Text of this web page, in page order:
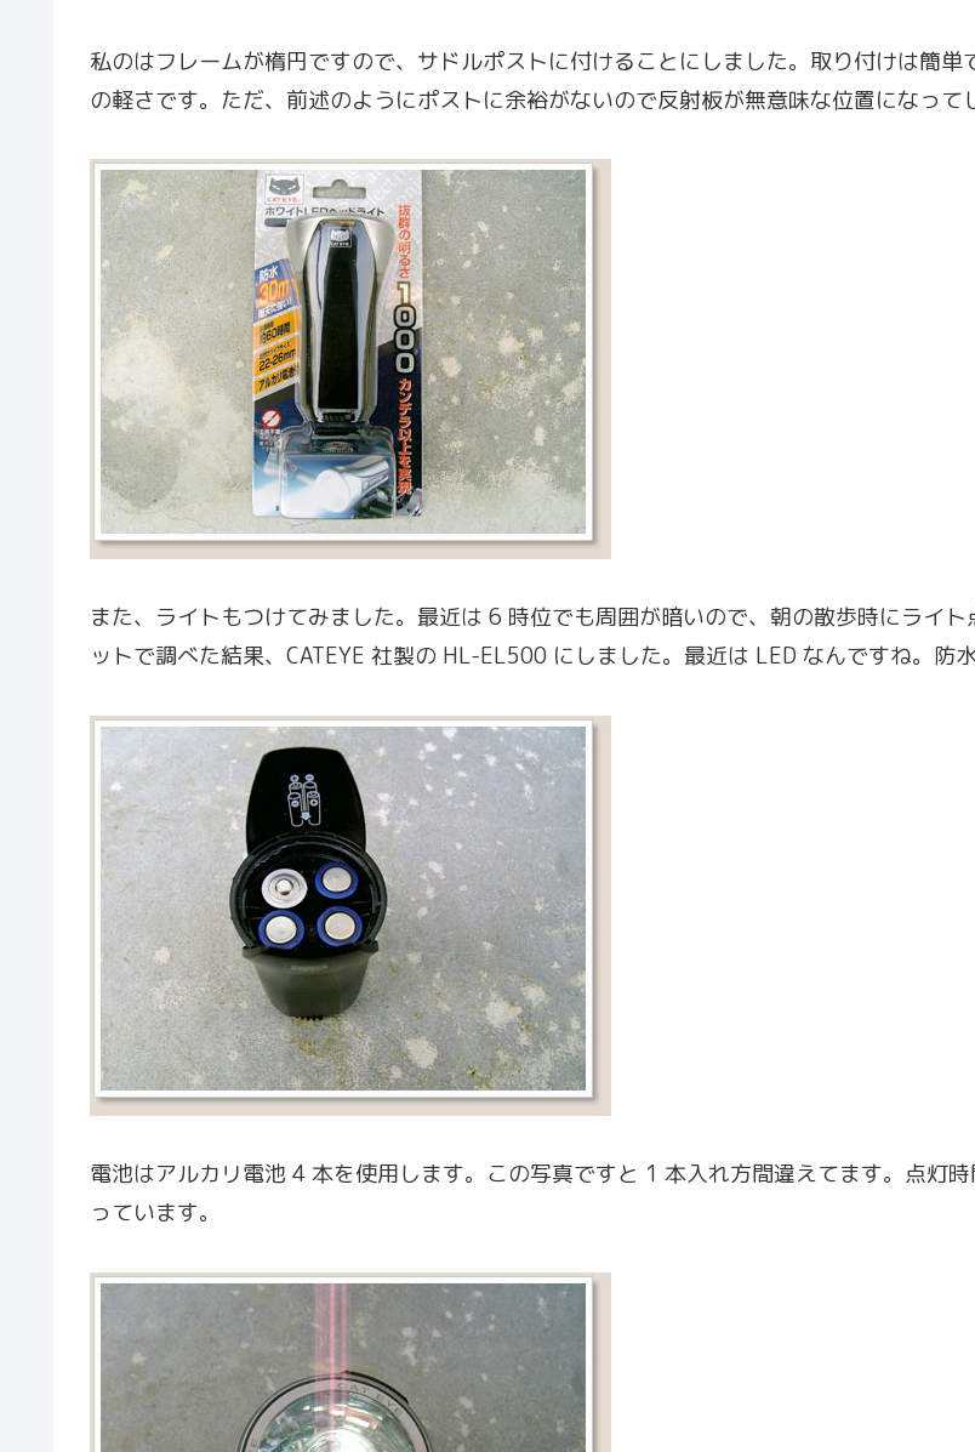
私のはフレームが楕円ですので、サドルポストに付けることにしました。取り付けは簡
の軽さです。ただ、前述のようにポストに余裕がないので反射板が無意味な位置になって
また、ライトもつけてみました。最近は 6 時位でも周囲が暗いので、朝の散歩時にライ
ットで調べた結果、CATEYE 社製の HL-EL500 にしました。最近は LED なんですね。防
電池はアルカリ電池 4 本を使用します。この写真ですと 1 本入れ方間違えてます。点灯
っています。